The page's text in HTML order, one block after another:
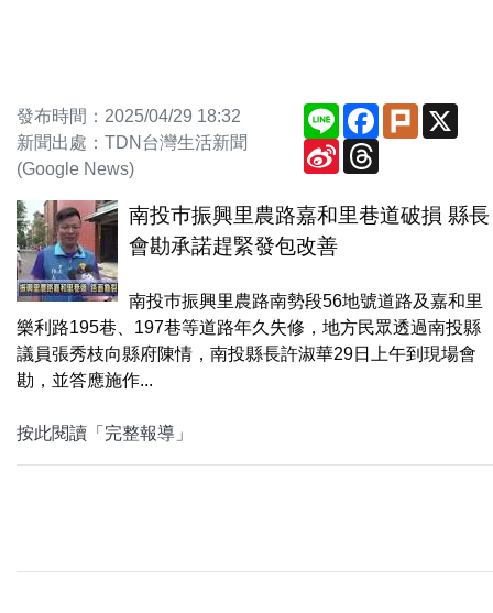
發布時間：2025/04/29 18:32
新聞出處：TDN台灣生活新聞
(Google News)
Line Facebook
PlurkX
Sina
Weibo
Threads
南投巿振興里農路嘉和里巷道破損 縣長
會勘承諾趕緊發包改善
南投巿振興里農路南勢段56地號道路及嘉和里
樂利路195巷、197巷等道路年久失修，地方民眾透過南投縣
議員張秀枝向縣府陳情，南投縣長許淑華29日上午到現場會
勘，並答應施作...
按此閱讀「完整報導」